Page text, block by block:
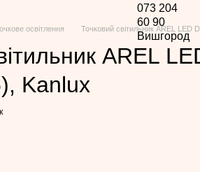
073 204
60 90
Вишгород
освітлення Точковий світильник AREL LED
AREL
Kanlux